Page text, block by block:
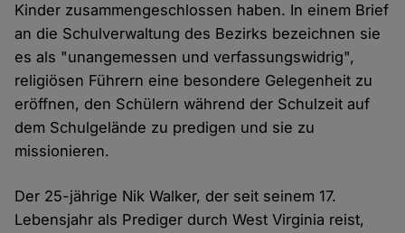
Kinder zusammengeschlossen haben. In einem Brief
an die Schulverwaltung des Bezirks bezeichnen sie
es als "unangemessen und verfassungswidrig",
religiösen Führern eine besondere Gelegenheit zu
eröffnen, den Schülern während der Schulzeit auf
dem Schulgelände zu predigen und sie zu
missionieren.
Der 25-jährige Nik Walker, der seit seinem 17.
Lebensjahr als Prediger durch West Virginia reist,